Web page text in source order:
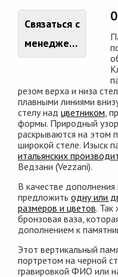
Связаться с
менеджером
резом верха и низа
плавными линиями
стелу над цветником ,
формы. Природный
раскрываются на этом
широкой стеле. Изыск
итальянских
Ведзани (Vezzani).
В качестве
предложить одну или
размеров и цветов.
бронзовая ваза,
дополнением к
Этот вертикальный
портретом на черной
гравировкой ФИО или